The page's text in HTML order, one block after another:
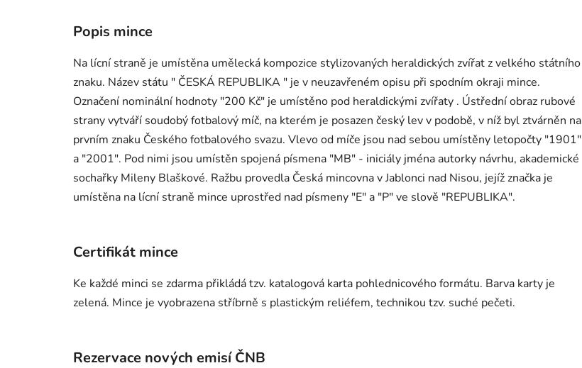
Popis mince
Na lícní straně je umístěna umělecká kompozice stylizovaných heraldických zvířat z velkého státního
znaku. Název státu " ČESKÁ REPUBLIKA " je v neuzavřeném opisu při spodním okraji mince.
Označení nominální hodnoty "200 Kč" je umístěno pod heraldickými zvířaty . Ústřední obraz rubové
strany vytváří soudobý fotbalový míč, na kterém je posazen český lev v podobě, v níž byl ztvárněn na
prvním znaku Českého fotbalového svazu. Vlevo od míče jsou nad sebou umístěny letopočty "1901"
a "2001". Pod nimi jsou umístěn spojená písmena "MB" - iniciály jména autorky návrhu, akademické
sochařky Mileny Blaškové. Ražbu provedla Česká mincovna v Jablonci nad Nisou, jejíž značka je
umístěna na lícní straně mince uprostřed nad písmeny "E" a "P" ve slově "REPUBLIKA".
Certifikát mince
Ke každé minci se zdarma přikládá tzv. katalogová karta pohlednicového formátu. Barva karty je
zelená. Mince je vyobrazena stříbrně s plastickým reliéfem, technikou tzv. suché pečeti.
Rezervace nových emisí ČNB